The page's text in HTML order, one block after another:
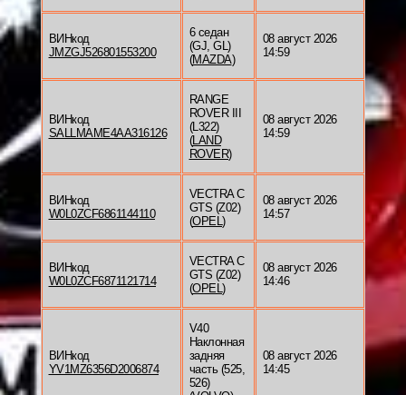
ВИНкод
JMZGJ526801553200
6 седан
(GJ, GL)
(MAZDA)
08 август 2026
14:59
ВИНкод
SALLMAME4AA316126
RANGE
ROVER III
(L322)
(LAND
ROVER)
08 август 2026
14:59
ВИНкод
W0L0ZCF6861144110
VECTRA C
GTS (Z02)
(OPEL)
08 август 2026
14:57
ВИНкод
W0L0ZCF6871121714
VECTRA C
GTS (Z02)
(OPEL)
08 август 2026
14:46
ВИНкод
YV1MZ6356D2006874
V40
Наклонная
задняя
часть (525,
526)
08 август 2026
14:45